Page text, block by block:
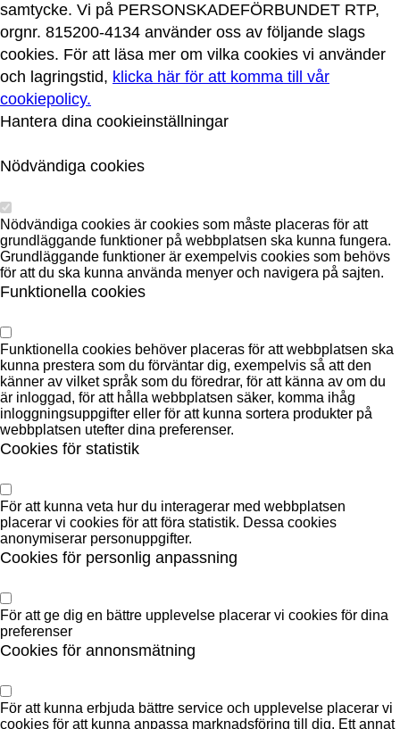
samtycke. Vi på PERSONSKADEFÖRBUNDET RTP,
orgnr. 815200-4134 använder oss av följande slags
cookies. För att läsa mer om vilka cookies vi använder
och lagringstid, klicka här för att komma till vår
cookiepolicy.
Hantera dina cookieinställningar
Nödvändiga cookies
Nödvändiga cookies är cookies som måste placeras för att
grundläggande funktioner på webbplatsen ska kunna fungera.
Grundläggande funktioner är exempelvis cookies som behövs
för att du ska kunna använda menyer och navigera på sajten.
Funktionella cookies
Funktionella cookies behöver placeras för att webbplatsen ska
kunna prestera som du förväntar dig, exempelvis så att den
känner av vilket språk som du föredrar, för att känna av om du
är inloggad, för att hålla webbplatsen säker, komma ihåg
inloggningsuppgifter eller för att kunna sortera produkter på
webbplatsen utefter dina preferenser.
Cookies för statistik
För att kunna veta hur du interagerar med webbplatsen
placerar vi cookies för att föra statistik. Dessa cookies
anonymiserar personuppgifter.
Cookies för personlig anpassning
För att ge dig en bättre upplevelse placerar vi cookies för dina
preferenser
Cookies för annonsmätning
För att kunna erbjuda bättre service och upplevelse placerar vi
cookies för att kunna anpassa marknadsföring till dig. Ett annat